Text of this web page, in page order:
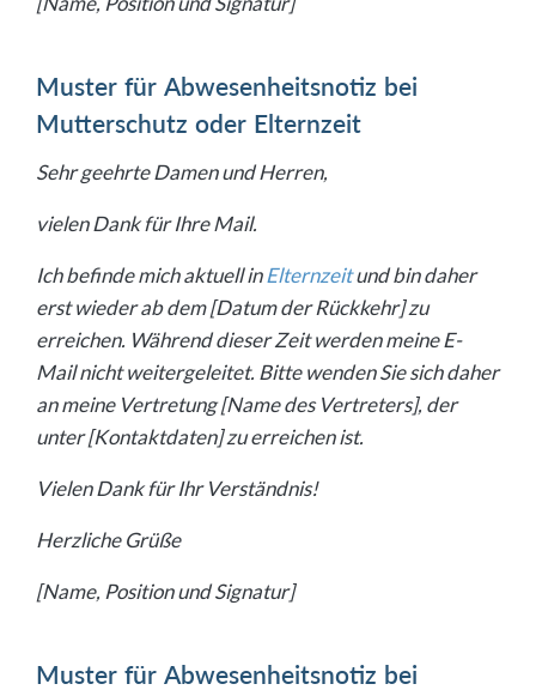
Muster für Abwesenheitsnotiz bei
Mutterschutz oder Elternzeit
Sehr geehrte Damen und Herren,
vielen Dank für Ihre Mail.
Ich befinde mich aktuell inElternzeitund bin daher
erst wieder ab dem [Datum der Rückkehr] zu
erreichen. Während dieser Zeit werden meine E-
Mail nicht weitergeleitet. Bitte wenden Sie sich daher
an meine Vertretung [Name des Vertreters], der
unter [Kontaktdaten] zu erreichen ist.
Vielen Dank für Ihr Verständnis!
Herzliche Grüße
[Name, Position und Signatur]
Muster für Abwesenheitsnotiz bei